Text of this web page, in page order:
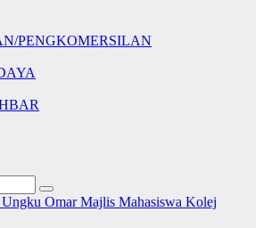
PENGKOMERSILAN
OmarMajlis Mahasiswa Kolej